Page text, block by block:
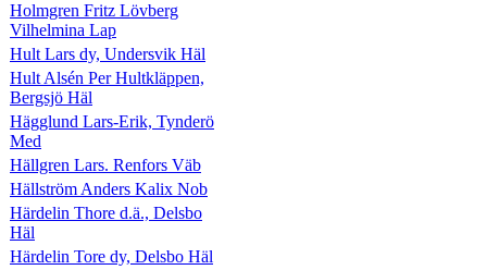
Holmgren Fritz Lövberg
Vilhelmina Lap
Hult Lars dy, Undersvik Häl
Hult Alsén Per Hultkläppen,
Bergsjö Häl
Hägglund Lars-Erik, Tynderö
Med
Hällgren Lars. Renfors Väb
Hällström Anders Kalix Nob
Härdelin Thore d.ä., Delsbo
Häl
Härdelin Tore dy, Delsbo Häl